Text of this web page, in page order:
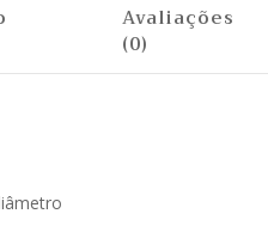
Avaliações
(0)